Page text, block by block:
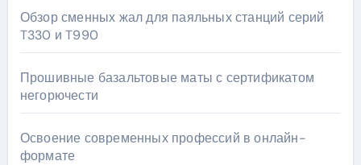
Обзор сменных жал для паяльных станций серий
T330 и T990
Прошивные базальтовые маты с сертификатом
негорючести
Освоение современных профессий в онлайн-
формате